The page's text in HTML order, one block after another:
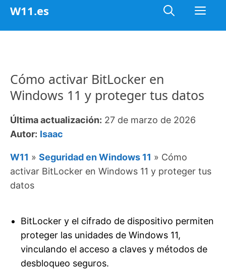
Saltar
W11.es
Cómo activar BitLocker en
Windows 11 y proteger tus datos
Última actualización: 27 de marzo de 2026
Autor: Isaac
W11 » Seguridad en Windows 11 » Cómo
activar BitLocker en Windows 11 y proteger tus
datos
BitLocker y el cifrado de dispositivo permiten
proteger las unidades de Windows 11,
vinculando el acceso a claves y métodos de
desbloqueo seguros.